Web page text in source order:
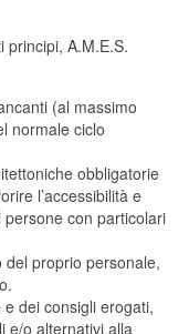
principi, A.M.E.S.
(al massimo
normale ciclo
obbligatorie
l’accessibilità e
persone con particolari
proprio personale,
dei consigli erogati,
e/o alternativi alla